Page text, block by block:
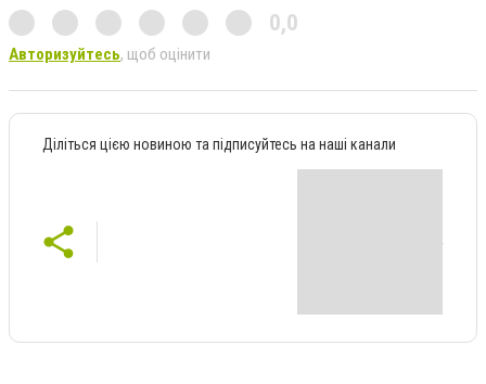
0,0
Авторизуйтесь, щоб оцінити
Діліться цією новиною та підписуйтесь на наші канали